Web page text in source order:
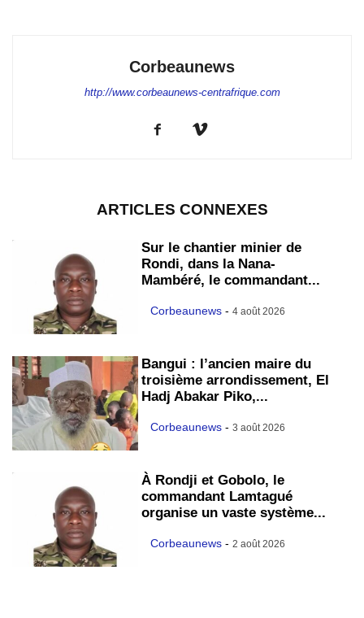
Corbeaunews
http://www.corbeaunews-centrafrique.com
ARTICLES CONNEXES
Sur le chantier minier de
Rondi, dans la Nana-
Mambéré, le commandant...
Corbeaunews - 4 août 2026
Bangui : l’ancien maire du
troisième arrondissement, El
Hadj Abakar Piko,...
Corbeaunews - 3 août 2026
À Rondji et Gobolo, le
commandant Lamtagué
organise un vaste système...
Corbeaunews - 2 août 2026